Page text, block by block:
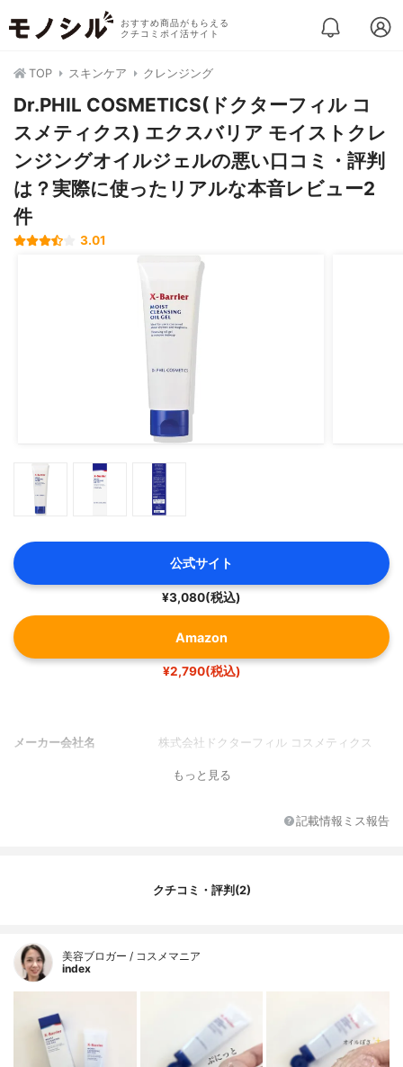
おすすめ商品がもらえる
クチコミポイ活サイト
TOP スキンケア クレンジング
Dr.PHIL COSMETICS(ドクターフィル コ
スメティクス) エクスバリア モイストクレ
ンジングオイルジェルの悪い口コミ・評判
は？実際に使ったリアルな本音レビュー2
件
3.01
公式サイト
¥3,080(税込)
Amazon
¥2,790(税込)
メーカー会社名 株式会社ドクターフィル コスメティクス
もっと見る
記載情報ミス報告
クチコミ・評判(2)
美容ブロガー / コスメマニア
index